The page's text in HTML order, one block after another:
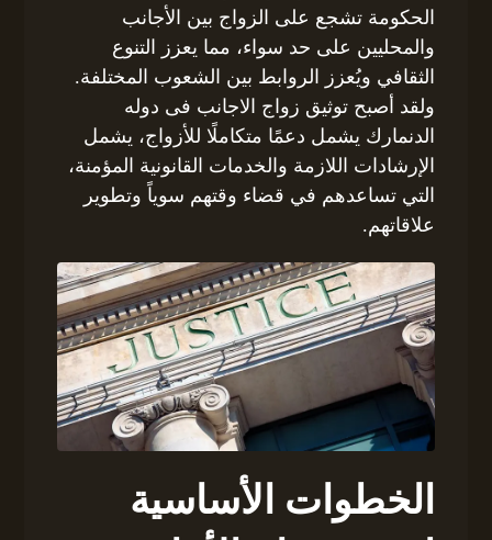
الحكومة تشجع على الزواج بين الأجانب
والمحليين على حد سواء، مما يعزز التنوع
الثقافي ويُعزز الروابط بين الشعوب المختلفة.
ولقد أصبح توثيق زواج الاجانب فى دوله
الدنمارك يشمل دعمًا متكاملًا للأزواج، يشمل
الإرشادات اللازمة والخدمات القانونية المؤمنة،
التي تساعدهم في قضاء وقتهم سوياً وتطوير
علاقاتهم.
الخطوات الأساسية